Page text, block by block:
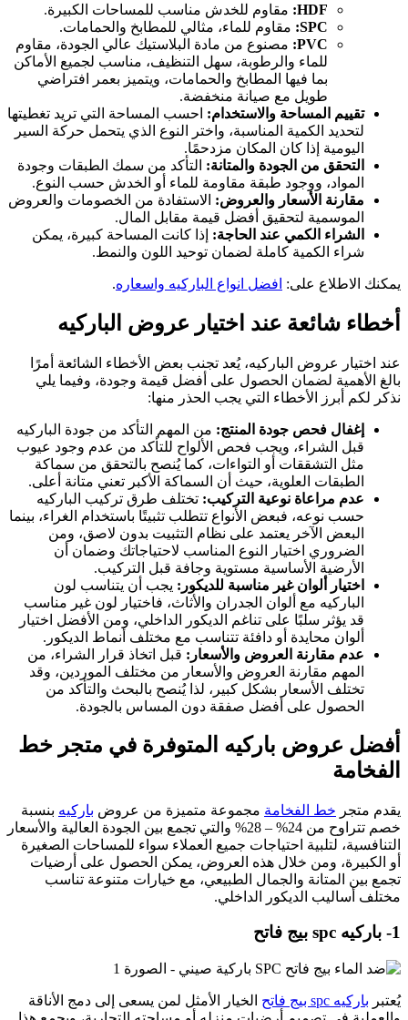
HDF: مقاوم للخدش مناسب للمساحات الكبيرة.
SPC: مقاوم للماء، مثالي للمطابخ والحمامات.
PVC: مصنوع من مادة البلاستيك عالي الجودة، مقاوم
للماء والرطوبة، سهل التنظيف، مناسب لجميع الأماكن
بما فيها المطابخ والحمامات، ويتميز بعمر افتراضي
طويل مع صيانة منخفضة.
تقييم المساحة والاستخدام: احسب المساحة التي تريد تغطيتها
لتحديد الكمية المناسبة، واختر النوع الذي يتحمل حركة السير
اليومية إذا كان المكان مزدحمًا.
التحقق من الجودة والمتانة: التأكد من سمك الطبقات وجودة
المواد، ووجود طبقة مقاومة للماء أو الخدش حسب النوع.
مقارنة الأسعار والعروض: الاستفادة من الخصومات والعروض
الموسمية لتحقيق أفضل قيمة مقابل المال.
الشراء الكمي عند الحاجة: إذا كانت المساحة كبيرة، يمكن
شراء الكمية كاملة لضمان توحيد اللون والنمط.
يمكنك الاطلاع على: افضل انواع الباركيه واسعاره.
أخطاء شائعة عند اختيار عروض الباركيه
عند اختيار عروض الباركيه، يُعد تجنب بعض الأخطاء الشائعة أمرًا
بالغ الأهمية لضمان الحصول على أفضل قيمة وجودة، وفيما يلي
نذكر لكم أبرز الأخطاء التي يجب الحذر منها:
إغفال فحص جودة المنتج: من المهم التأكد من جودة الباركيه
قبل الشراء، ويجب فحص الألواح للتأكد من عدم وجود عيوب
مثل التشققات أو التواءات، كما يُنصح بالتحقق من سماكة
الطبقات العلوية، حيث أن السماكة الأكبر تعني متانة أعلى.
عدم مراعاة نوعية التركيب: تختلف طرق تركيب الباركيه
حسب نوعه، فبعض الأنواع تتطلب تثبيتًا باستخدام الغراء، بينما
البعض الآخر يعتمد على نظام التثبيت بدون لاصق، ومن
الضروري اختيار النوع المناسب لاحتياجاتك وضمان أن
الأرضية الأساسية مستوية وجافة قبل التركيب.
اختيار ألوان غير مناسبة للديكور: يجب أن يتناسب لون
الباركيه مع ألوان الجدران والأثاث، فاختيار لون غير مناسب
قد يؤثر سلبًا على تناغم الديكور الداخلي، ومن الأفضل اختيار
ألوان محايدة أو دافئة تتناسب مع مختلف أنماط الديكور.
عدم مقارنة العروض والأسعار: قبل اتخاذ قرار الشراء، من
المهم مقارنة العروض والأسعار من مختلف الموردين، وقد
تختلف الأسعار بشكل كبير، لذا يُنصح بالبحث والتأكد من
الحصول على أفضل صفقة دون المساس بالجودة.
أفضل عروض باركيه المتوفرة في متجر خط
الفخامة
يقدم متجر خط الفخامة مجموعة متميزة من عروض باركيه بنسبة
خصم تتراوح من 24% – 28% والتي تجمع بين الجودة العالية والأسعار
التنافسية، لتلبية احتياجات جميع العملاء سواء للمساحات الصغيرة
أو الكبيرة، ومن خلال هذه العروض، يمكن الحصول على أرضيات
تجمع بين المتانة والجمال الطبيعي، مع خيارات متنوعة تناسب
مختلف أساليب الديكور الداخلي.
1- باركيه spc بيج فاتح
يُعتبر باركيه spc بيج فاتح
الخيار الأمثل لمن يسعى إلى دمج الأناقة